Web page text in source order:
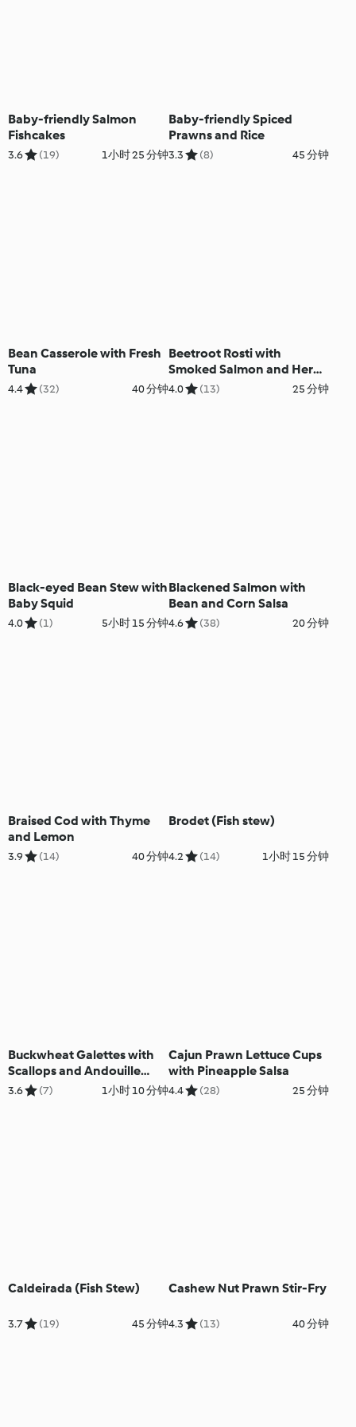
Baby-friendly Salmon
Fishcakes
3.6 (19) 1小时 25 分钟
Baby-friendly Spiced
Prawns and Rice
3.3 (8) 45 分钟
Bean Casserole with Fresh
Tuna
4.4 (32) 40 分钟
Beetroot Rosti with
Smoked Salmon and Herb
Crème Fraîche
4.0 (13) 25 分钟
Black-eyed Bean Stew with
Baby Squid
4.0 (1) 5小时 15 分钟
Blackened Salmon with
Bean and Corn Salsa
4.6 (38) 20 分钟
Braised Cod with Thyme
and Lemon
3.9 (14) 40 分钟
Brodet (Fish stew)
4.2 (14) 1小时 15 分钟
Buckwheat Galettes with
Scallops and Andouille
Sausage Sauce
3.6 (7) 1小时 10 分钟
Cajun Prawn Lettuce Cups
with Pineapple Salsa
4.4 (28) 25 分钟
Caldeirada (Fish Stew)
3.7 (19) 45 分钟
Cashew Nut Prawn Stir-Fry
4.3 (13) 40 分钟